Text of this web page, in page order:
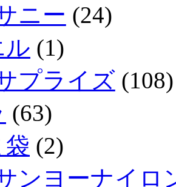
ニー (24)
ル (1)
プライズ(108)
(63)
袋 (2)
ンヨーナイロ